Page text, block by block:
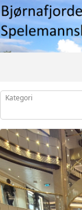
Kategori